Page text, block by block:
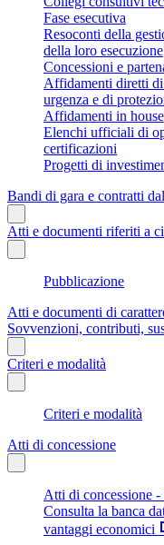
Fase esecutiva
Resoconti della
della loro esecuzione
Concessioni e
Affidamenti diretti
urgenza e di
Affidamenti in house
Elenchi ufficiali di
certificazioni
Progetti di
Bandi di gara e contratti
Atti e documenti riferiti a
Pubblicazione
Atti e documenti di
Sovvenzioni, contributi,
Criteri e modalità
Criteri e modalità
Atti di concessione
Atti di concessione
Consulta la banca
vantaggi economici